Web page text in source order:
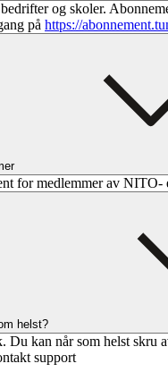
og skoler.
på https://
for medlemmer av
helst?
Du kan når som helst skru
support